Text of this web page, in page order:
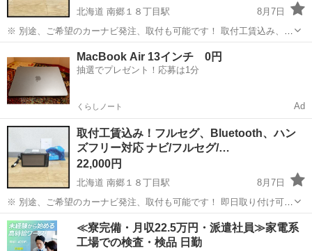
北海道 南郷１８丁目駅
8月7日
※ 別途、ご希望のカーナビ発注、取付も可能です！ 取付工賃込み、ナ
ビ、地上デジタルフルセグ、ワンセグ、Bluetooth、ハンズフリー、
DVD再生、CD再生、CD録音、ラジオ等対応 NHZD-W62G 2DIN...
カーナビ、テレビ
フルセグ
MacBook Air 13インチ 0円
抽選でプレゼント！応募は1分
くらしノート Ad
取付工賃込み！フルセグ、Bluetooth、ハン
ズフリー対応 ナビ/フルセグ/…
22,000円
北海道 南郷１８丁目駅
8月7日
※ 別途、ご希望のカーナビ発注、取付も可能です！ 即日取り付け可
能！ 夜間も対応しています！ 残り1台なのでお早めに！ 取付工賃込
み、ナビ、地上デジタルフルセグ、ワンセグ、Bluetooth、ハンズフリ
ー、...
北海道 札幌市 南郷１８丁目駅 カーナビ、テレビ
フルセグ
≪寮完備・月収22.5万円・派遣社員≫家電系
工場での検査・検品 日勤